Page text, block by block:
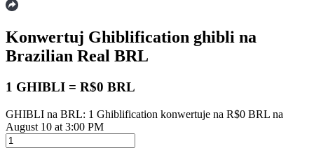
Kontrakty terminowe na USDT
Konwertuj Ghiblification ghibli na
Brazilian Real BRL
1 GHIBLI = R$0 BRL
GHIBLI na BRL: 1 Ghiblification konwertuje na R$0 BRL na
August 10 at 3:00 PM